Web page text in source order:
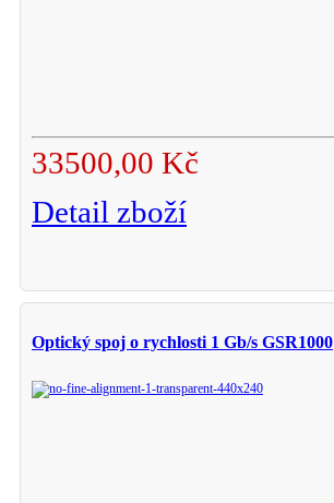
33500,00 Kč
Detail zboží
Optický spoj o rychlosti 1 Gb/s GSR1000